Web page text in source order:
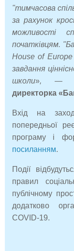
"тимчасова
за рахунок
можливості
початківцям.
House ofEurope
завдання
школи», —
директорка
Вхід на
попередньої
програму і
посиланням.
Події
правил
публічному
додатково
COVID-19.